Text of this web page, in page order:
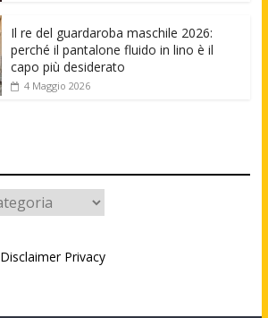
Il re del guardaroba maschile 2026:
perché il pantalone fluido in lino è il
capo più desiderato
4 Maggio 2026
Disclaimer Privacy